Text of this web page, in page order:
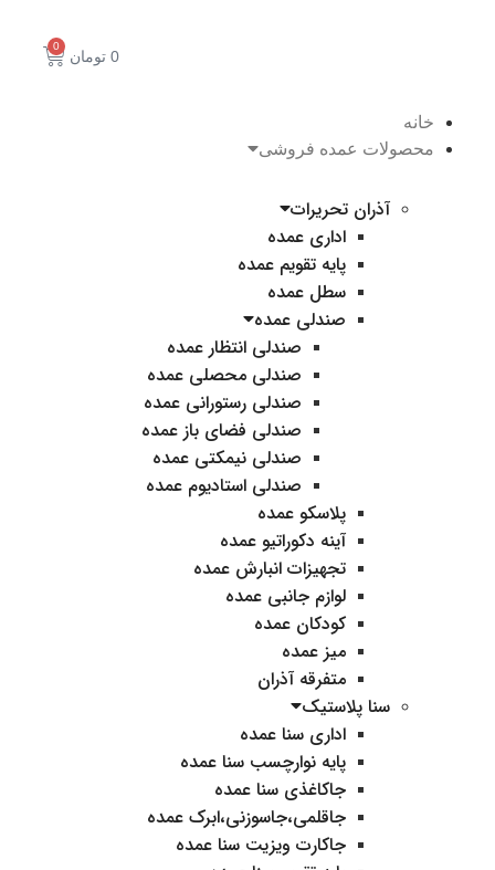
تومان
خانه
محصولات عمده فروشی
آذران تحریرات
اداری عمده
پایه تقویم عمده
سطل عمده
صندلی عمده
صندلی انتظار عمده
صندلی محصلی عمده
صندلی رستورانی عمده
صندلی فضای باز عمده
صندلی نیمکتی عمده
صندلی استادیوم عمده
پلاسکو عمده
آینه دکوراتیو عمده
تجهیزات انبارش عمده
لوازم جانبی عمده
کودکان عمده
میز عمده
متفرقه آذران
سنا پلاستیک
اداری سنا عمده
پایه نوارچسب سنا عمده
جاکاغذی سنا عمده
جاقلمی،جاسوزنی،ابرک عمده
جاکارت ویزیت سنا عمده